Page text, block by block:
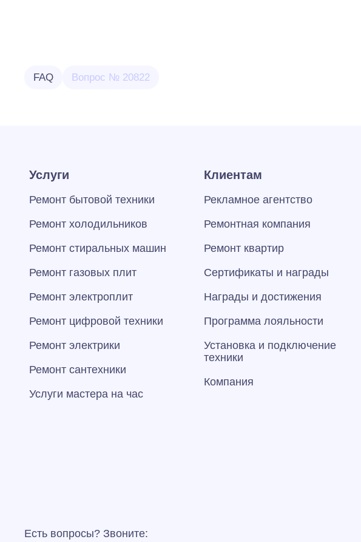
FAQ Вопрос № 20822
Услуги
Ремонт бытовой техники
Ремонт холодильников
Ремонт стиральных машин
Ремонт газовых плит
Ремонт электроплит
Ремонт цифровой техники
Ремонт электрики
Ремонт сантехники
Услуги мастера на час
Клиентам
Рекламное агентство
Ремонтная компания
Ремонт квартир
Сертификаты и награды
Награды и достижения
Программа лояльности
Установка и подключение
техники
Компания
Есть вопросы? Звоните: